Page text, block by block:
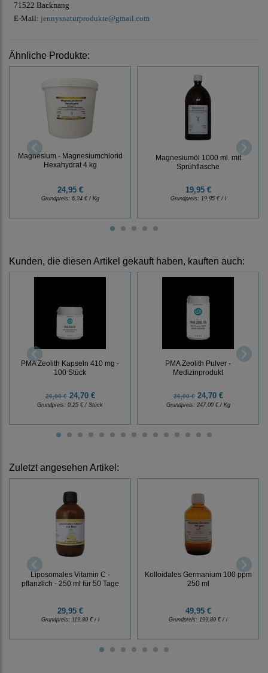
71522 Backnang
E-Mail: jennysnaturprodukte@gmail.com
Ähnliche Produkte:
Magnesium - Magnesiumchlorid
Hexahydrat 4 kg
24,95 €
Grundpreis: 6,24 € / Kg
Magnesiumöl 1000 ml. mit
Sprühflasche
19,95 €
Grundpreis: 19,95 € / l
Kunden, die diesen Artikel gekauft haben, kauften auch:
PMA Zeolith Kapseln 410 mg -
100 Stück
26,00 €24,70 €
Grundpreis: 0,25 € / Stück
PMA Zeolith Pulver -
Medizinprodukt
26,00 €24,70 €
Grundpreis: 247,00 € / Kg
Zuletzt angesehen Artikel:
Liposomales Vitamin C -
pflanzlich - 250 ml für 50 Tage
29,95 €
Grundpreis: 119,80 € / l
Kolloidales Germanium 100 ppm
250 ml
49,95 €
Grundpreis: 199,80 € / l